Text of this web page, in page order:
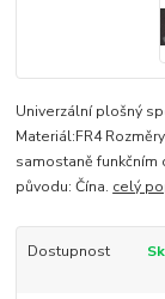
Univerzální plošný
Materiál:FR4
samostaně funkčním
původu: Čína. celý
Dostupnost